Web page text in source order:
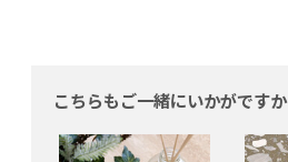
こちらもご一緒にいかがですか